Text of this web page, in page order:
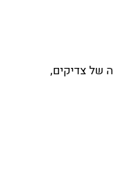
של צדיקים,